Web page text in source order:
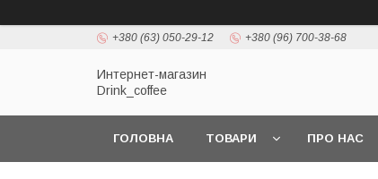
+380 (63) 050-29-12 +380 (96) 700-38-68
Интернет-магазин
Drink_coffee
ГОЛОВНА ТОВАРИ ПРО НАС